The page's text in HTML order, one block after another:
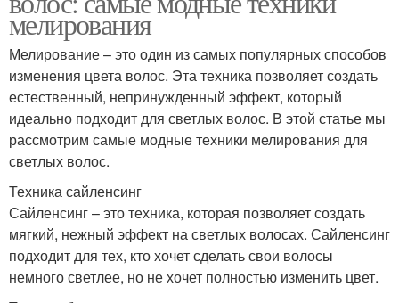
мелирования
Мелирование – это один из самых популярных способов
изменения цвета волос. Эта техника позволяет создать
естественный, непринужденный эффект, который
идеально подходит для светлых волос. В этой статье мы
рассмотрим самые модные техники мелирования для
светлых волос.
Техника сайленсинг
Сайленсинг – это техника, которая позволяет создать
мягкий, нежный эффект на светлых волосах. Сайленсинг
подходит для тех, кто хочет сделать свои волосы
немного светлее, но не хочет полностью изменить цвет.